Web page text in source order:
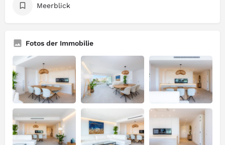
Meerblick
Fotos der Immobilie